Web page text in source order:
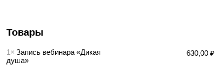
Товары
1× Запись вебинара «Дикая
душа»
630,00 ₽